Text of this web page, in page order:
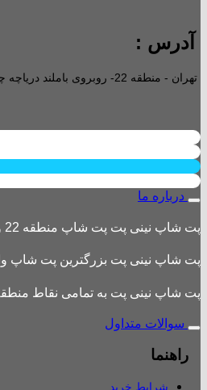
آدرس :
تهران - منطقه 22- روبروی باملند دریاچه چیتگر - تقاطع خیابان امیری صفت و خیابان دریا - پاساژ پارامیس -ورودی A تجاری -
درباره ما
پت شاپ نینی پت پت شاپ منطقه 22 واقع در نزدیکی دریاچه چیتگر یکی از بزرگترین پت شاپ های منطقه 22 است
پت شاپ نینی پت بزرگترین پت شاپ
پت شاپ نینی پت به تمامی نقاط منطقه 22 از جمله پارک چیتگرو محله های اطراف ،شهرک باقری، دهکده المپیک ، شهرک خرازی، بلوار کوهک، شهرک چیتگر ، دریاچه چیتگر و تمامی نقاط تهران
سوالات متداول
راهنما
شرایط خرید